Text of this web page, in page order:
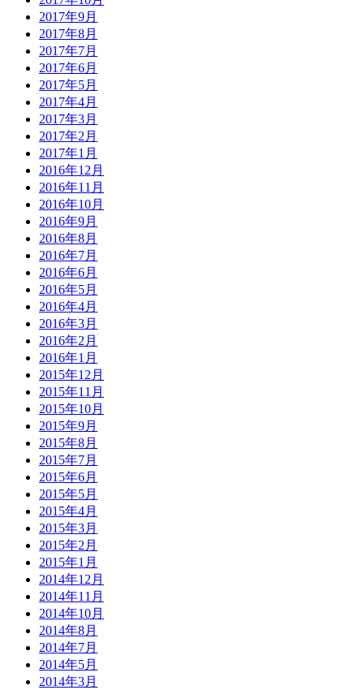
2017年9月
2017年8月
2017年7月
2017年6月
2017年5月
2017年4月
2017年3月
2017年2月
2017年1月
2016年12月
2016年11月
2016年10月
2016年9月
2016年8月
2016年7月
2016年6月
2016年5月
2016年4月
2016年3月
2016年2月
2016年1月
2015年12月
2015年11月
2015年10月
2015年9月
2015年8月
2015年7月
2015年6月
2015年5月
2015年4月
2015年3月
2015年2月
2015年1月
2014年12月
2014年11月
2014年10月
2014年8月
2014年7月
2014年5月
2014年3月